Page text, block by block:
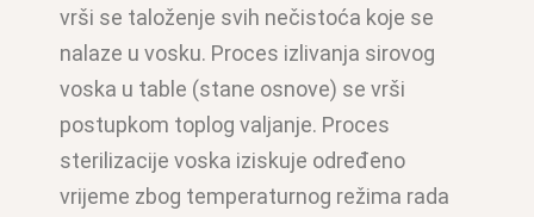
vrši se taloženje svih nečistoća koje se
nalaze u vosku. Proces izlivanja sirovog
voska u table (stane osnove) se vrši
postupkom toplog valjanje. Proces
sterilizacije voska iziskuje određeno
vrijeme zbog temperaturnog režima rada